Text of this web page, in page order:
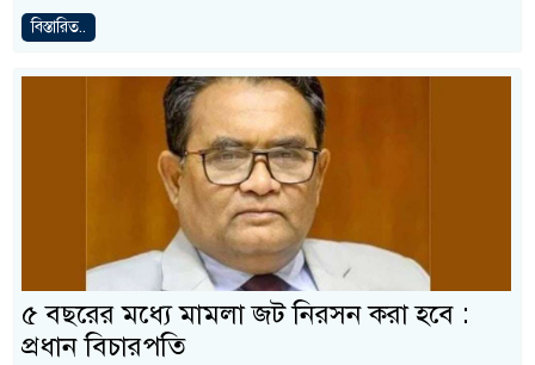
বিস্তারিত..
৫ বছরের মধ্যে মামলা জট নিরসন করা হবে :
প্রধান বিচারপতি